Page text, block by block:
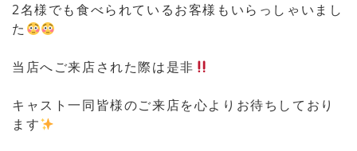
2名様でも食べられているお客様もいらっしゃいまし
た
当店へご来店された際は是非
キャスト一同皆様のご来店を心よりお待ちしており
ます